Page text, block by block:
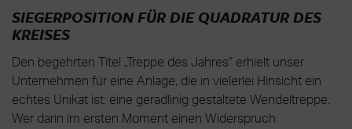
SIEGERPOSITION FÜR DIE QUADRATUR DES
KREISES
Den begehrten Titel „Treppe des Jahres“ erhielt unser
Unternehmen für eine Anlage, die in vielerlei Hinsicht ein
echtes Unikat ist: eine geradlinig gestaltete Wendeltreppe.
Wer darin im ersten Moment einen Widerspruch